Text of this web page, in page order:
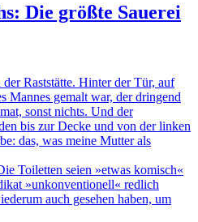
Die größte Sauerei
Raststätte. Hinter der Tür, auf
Mannes gemalt war, der dringend
sonst nichts. Und der
bis zur Decke und von der linken
das, was meine Mutter als
Toiletten seien »etwas komisch«
»unkonventionell« redlich
auch gesehen haben, um